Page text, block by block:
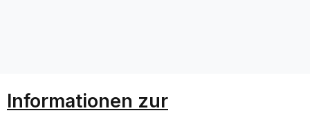
Informationen zur